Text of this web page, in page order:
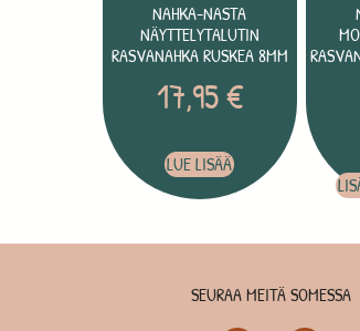
NAHKA-NASTA
NÄYTTELYTALUTIN
RASVANAHKA RUSKEA 8MM
17,95€
LUE LISÄÄ
SEURAA MEITÄ SOMESSA